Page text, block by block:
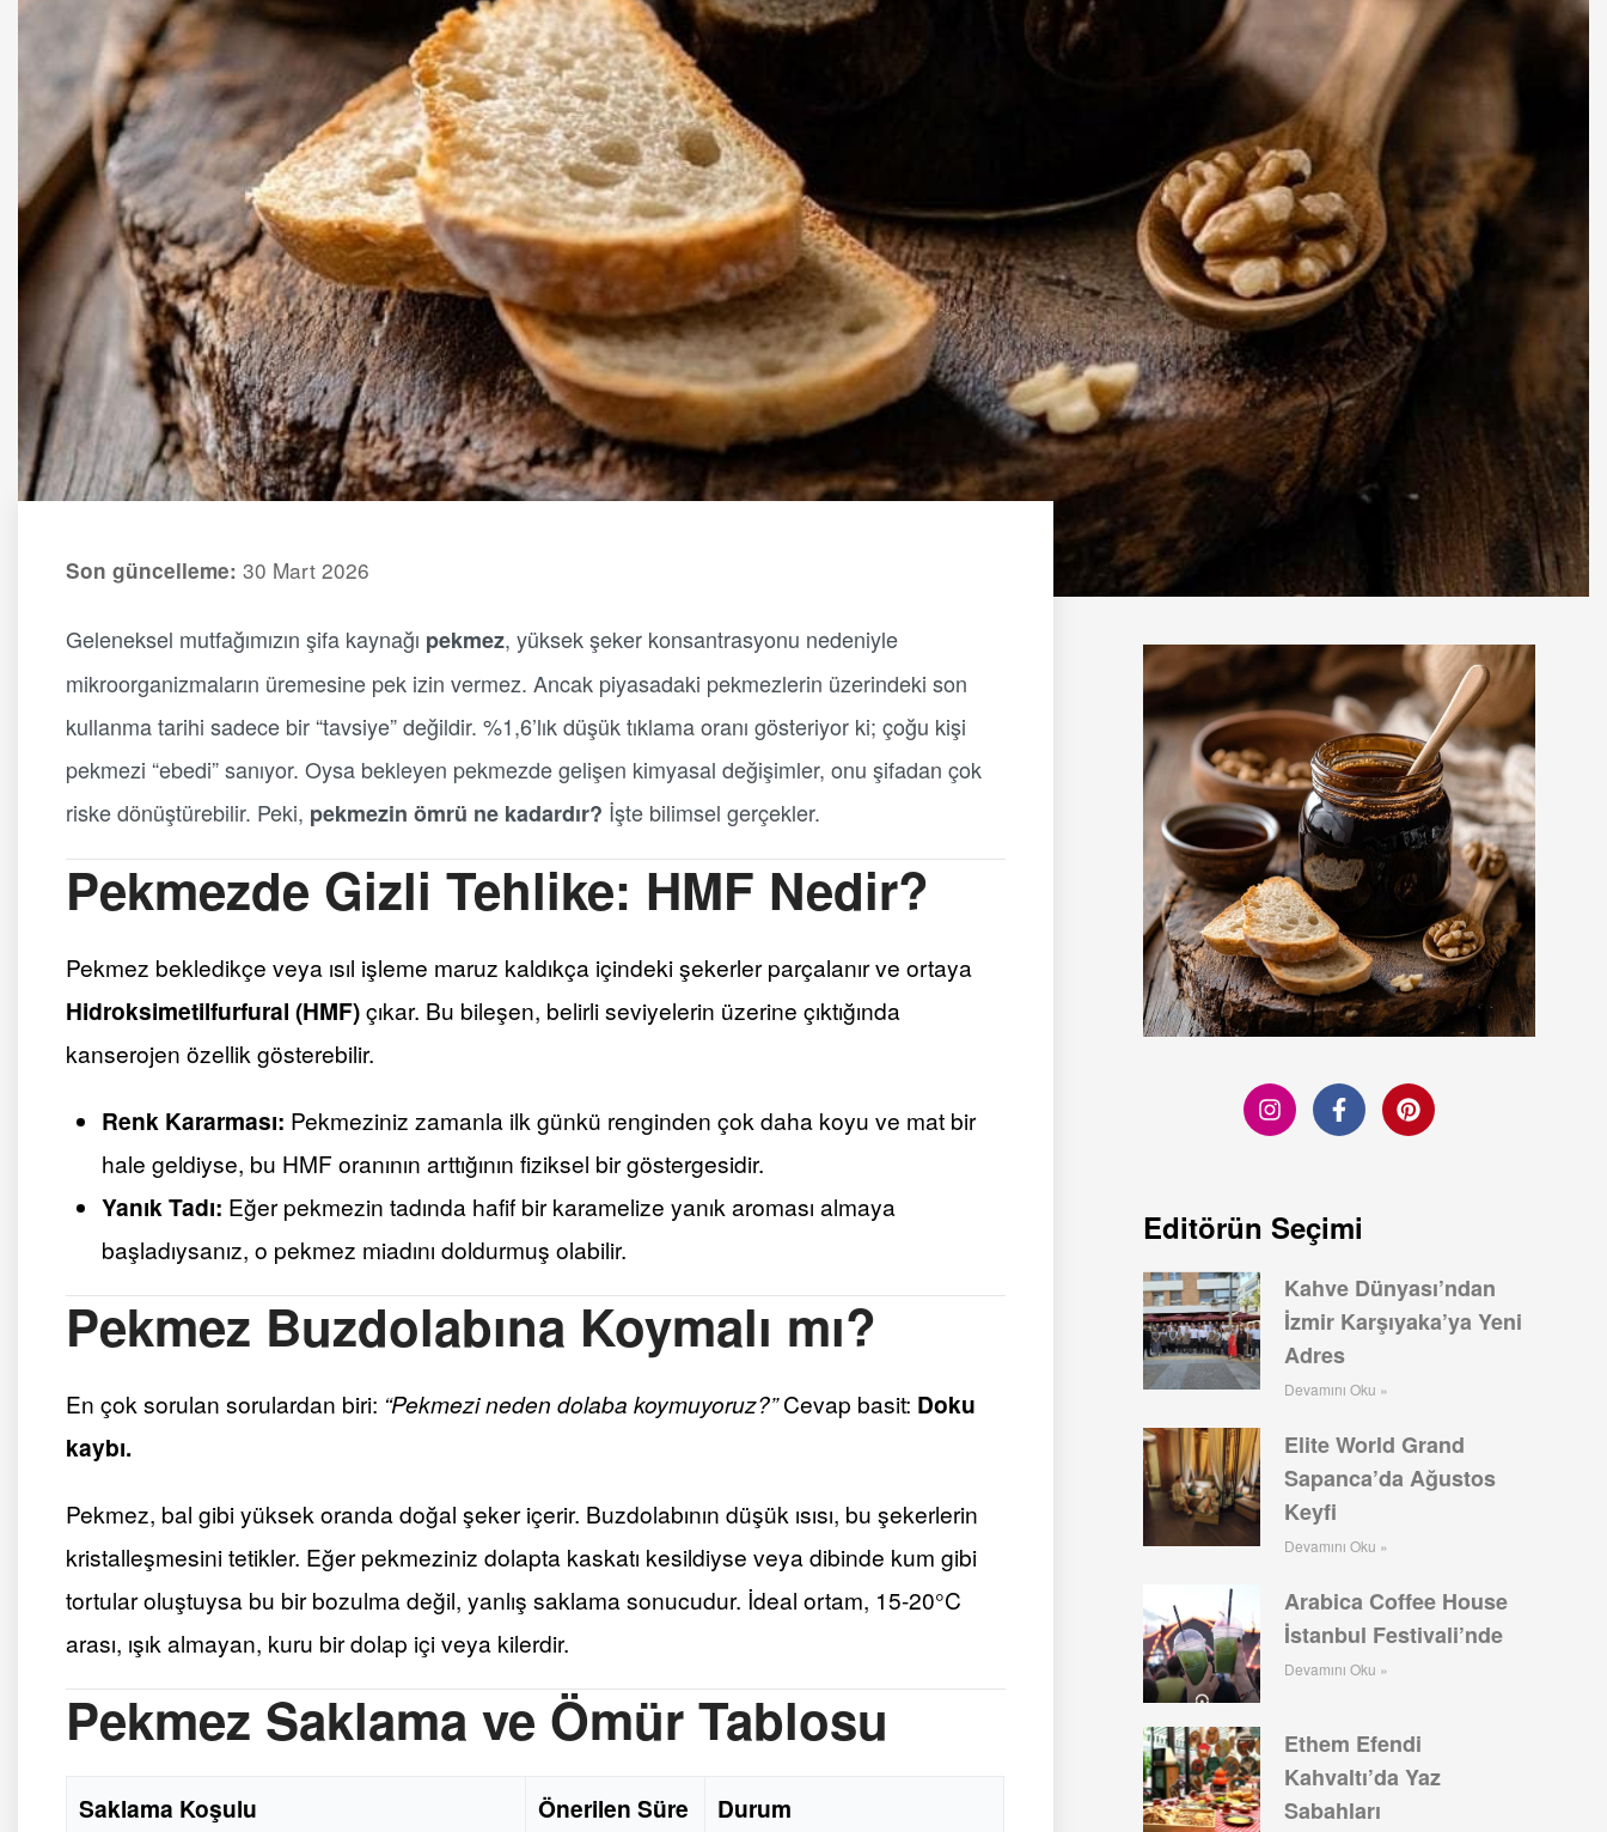
Son güncelleme: 30 Mart 2026
Geleneksel mutfağımızın şifa kaynağı pekmez, yüksek şeker konsantrasyonu nedeniyle
mikroorganizmaların üremesine pek izin vermez. Ancak piyasadaki pekmezlerin üzerindeki son
kullanma tarihi sadece bir “tavsiye” değildir. %1,6’lık düşük tıklama oranı gösteriyor ki; çoğu kişi
pekmezi “ebedi” sanıyor. Oysa bekleyen pekmezde gelişen kimyasal değişimler, onu şifadan çok
riske dönüştürebilir. Peki, pekmezin ömrü ne kadardır? İşte bilimsel gerçekler.
Pekmezde Gizli Tehlike: HMF Nedir?
Pekmez bekledikçe veya ısıl işleme maruz kaldıkça içindeki şekerler parçalanır ve ortaya
Hidroksimetilfurfural (HMF)çıkar. Bu bileşen, belirli seviyelerin üzerine çıktığında
kanserojen özellik gösterebilir.
Renk Kararması: Pekmeziniz zamanla ilk günkü renginden çok daha koyu ve mat bir
hale geldiyse, bu HMF oranının arttığının fiziksel bir göstergesidir.
Yanık Tadı: Eğer pekmezin tadında hafif bir karamelize yanık aroması almaya
başladıysanız, o pekmez miadını doldurmuş olabilir.
Pekmez Buzdolabına Koymalı mı?
En çok sorulan sorulardan biri: “Pekmezi neden dolaba koymuyoruz?”Cevap basit: Doku
kaybı.
Pekmez, bal gibi yüksek oranda doğal şeker içerir. Buzdolabının düşük ısısı, bu şekerlerin
kristalleşmesini tetikler. Eğer pekmeziniz dolapta kaskatı kesildiyse veya dibinde kum gibi
tortular oluştuysa bu bir bozulma değil, yanlış saklama sonucudur. İdeal ortam, 15-20°C
arası, ışık almayan, kuru bir dolap içi veya kilerdir.
Pekmez Saklama ve Ömür Tablosu
Saklama Koşulu Önerilen Süre Durum
Editörün Seçimi
Kahve Dünyası’ndan
İzmir Karşıyaka’ya Yeni
Adres
Devamını Oku »
Elite World Grand
Sapanca’da Ağustos
Keyfi
Devamını Oku »
Arabica Coffee House
İstanbul Festivali’nde
Devamını Oku »
Ethem Efendi
Kahvaltı’da Yaz
Sabahları